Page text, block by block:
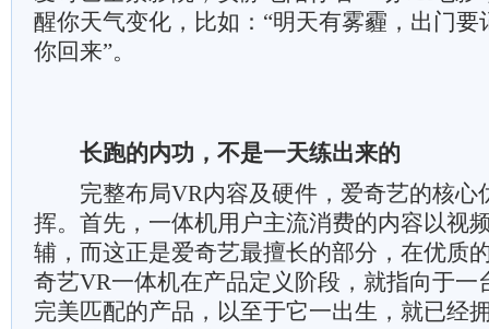
醒你天气变化，比如：“明天有雾霾，出门
你回来”。
长跑的内功，不是一天练出来的
完整布局VR内容及硬件，爱奇艺的核心
挥。首先，一体机用户主流消费的内容以视
辅，而这正是爱奇艺最擅长的部分，在优质
奇艺VR一体机在产品定义阶段，就指向于一
完美匹配的产品，以至于它一出生，就已经